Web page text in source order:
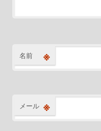
名前 ※
メール ※